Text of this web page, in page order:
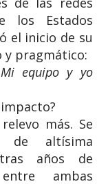
los Estados
el inicio de su
y pragmático:
Mi equipo y yo
más. Se
de altísima
años de
ambas